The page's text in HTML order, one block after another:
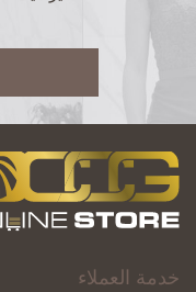
خدمة العملاء